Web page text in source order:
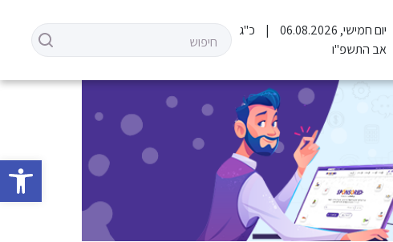
פתח
יום חמישי, 06.08.2026
כ"ג
אב התשפ"ו